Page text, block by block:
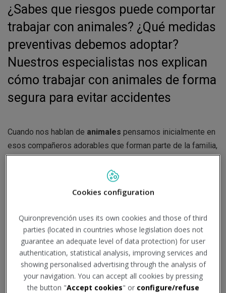
¿Sabes que riesgos puede comportar
trabajar con animales? ¿Qué medidas
preventivas debemos adoptar?
Nuestros especialistas nos explican
cómo trabajar con animales de forma
segura para evitar accidentes
Cuando nos hablan de animales pensamos inicialmente en
esos compañeros adorables que forman parte de la familia,
en elámbito doméstico.
Pero si miramos con un prisma más amplio, hay muchos
más animales que nos rodean e intervienen en nuestras
fuente de alimento y materias primas,animales
empleados con fines científicosen el ámbito industrial,
sanitario, etc.,animales en parques zoológicos , y todos
aquellos que permanecen en su hábitat natural de manera
libre.
Cookies configuration
Quironprevención uses its own cookies and those of third
parties (located in countries whose legislation does not
guarantee an adequate level of data protection) for user
authentication, statistical analysis, improving services and
showing personalised advertising through the analysis of
your navigation. You can accept all cookies by pressing
the button "Accept cookies" or configure/refuse